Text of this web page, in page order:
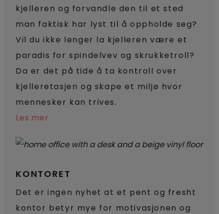
kjelleren og forvandle den til et sted
man faktisk har lyst til å oppholde seg?
Vil du ikke lenger la kjelleren være et
paradis for spindelvev og skrukketroll?
Da er det på tide å ta kontroll over
kjelleretasjen og skape et miljø hvor
mennesker kan trives.
Les mer
KONTORET
Det er ingen nyhet at et pent og fresht
kontor betyr mye for motivasjonen og